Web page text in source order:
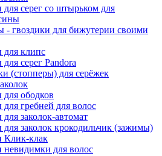
серег со штырьком для
- гвоздики для бижутерии своими
клипс
серег Pandora
(стопперы) для серёжек
ободков
гребней для волос
заколок-автомат
заколок крокодильчик (зажимы)
Клик-клак
невидимки для волос